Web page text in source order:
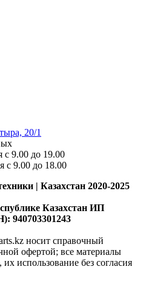
20/1
с 9.00 до 19.00
с 9.00 до 18.00
| Казахстан 2020-2025
Казахстан ИП
носит справочный
офертой; все материалы
использование без согласия